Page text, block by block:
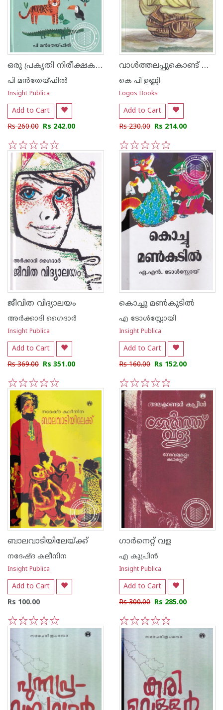
ഒരു പ്രകൃതി നിരീക്ഷകന്റെ കഥ
പി മന്‍തേയ്ഫില്‍
Insight Publica
Add to Cart
Rs 260.00 Rs 242.00
5
4
3
2
1
വാൾത്തലപ്പുകൊണ്ട് എഴുതുയ ജീവിതം
കെ പി ഉണ്ണി
Logos Books
Add to Cart
Rs 230.00 Rs 214.00
5
4
3
2
1
ജീവിത വിദ്യാലയം
അര്‍ക്കാദി ഗൈദാര്‍
Insight Publica
Add to Cart
Rs 369.00 Rs 351.00
5
4
3
2
1
കൊച്ചു മണ്‍കുടില്‍
എ ടോള്‍സ്റ്റോയി
Insight Publica
Add to Cart
Rs 160.00 Rs 152.00
5
4
3
2
1
ബാലവാടിയിലേയ്ക്ക്
നദേഷ്ദ കലീനിന
Insight Publica
Add to Cart
Rs 100.00
5
4
3
2
1
ഗാര്‍നെറ്റ് വള
എ കുപ്രിന്‍
Insight Publica
Add to Cart
Rs 300.00 Rs 285.00
5
4
3
2
1